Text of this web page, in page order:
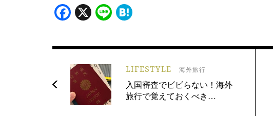
Facebook
X Line
LIFESTYLE 海外旅行
入国審査でビビらない！海外
旅行で覚えておくべき…